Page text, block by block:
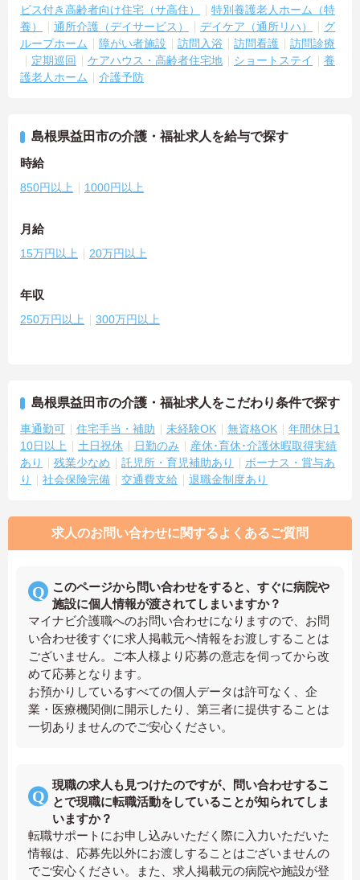
ビス付き高齢者向け住宅（サ高住）
特別養護老人ホーム（特
養）
通所介護（デイサービス） デイケア（通所リハ）
グ
ループホーム
障がい者施設 訪問入浴 訪問看護
訪問診療
定期巡回
ケアハウス・高齢者住宅地 ショートステイ
養
護老人ホーム
介護予防
島根県益田市の介護・福祉求人を給与で探す
時給
850円以上 1000円以上
月給
15万円以上 20万円以上
年収
250万円以上 300万円以上
島根県益田市の介護・福祉求人をこだわり条件で探す
車通勤可 住宅手当・補助 未経験OK 無資格OK
年間休日1
10日以上
土日祝休 日勤のみ
産休･育休･介護休暇取得実績
あり
残業少なめ 託児所・育児補助あり
ボーナス・賞与あ
り
社会保険完備 交通費支給 退職金制度あり
求人のお問い合わせに関するよくあるご質問
このページから問い合わせをすると、すぐに病院や
施設に個人情報が渡されてしまいますか？
マイナビ介護職へのお問い合わせになりますので、お問
い合わせ後すぐに求人掲載元へ情報をお渡しすることは
ございません。ご本人様より応募の意志を伺ってから改
めて応募となります。
お預かりしているすべての個人データは許可なく、企
業・医療機関側に開示したり、第三者に提供することは
一切ありませんのでご安心ください。
現職の求人も見つけたのですが、問い合わせするこ
とで現職に転職活動をしていることが知られてしま
いますか？
転職サポートにお申し込みいただく際に入力いただいた
情報は、応募先以外にお渡しすることはございませんの
でご安心ください。また、求人掲載元の病院や施設が登